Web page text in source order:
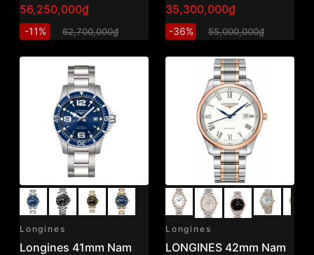
56,250,000₫
-11% 62,700,000₫
35,300,000₫
-36% 55,000,000₫
Longines
Longines 41mm Nam
Longines
LONGINES 42mm Nam